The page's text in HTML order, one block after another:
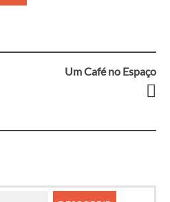
Um Café no Espaço